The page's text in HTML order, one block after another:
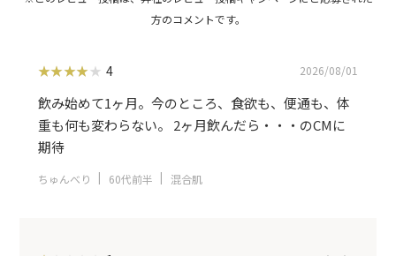
4 2026/08/01
飲み始めて1ヶ月。今のところ、食欲も、便通も、体
重も何も変わらない。 2ヶ月飲んだら・・・のCMに
期待
ちゅんべり 60代前半 混合肌